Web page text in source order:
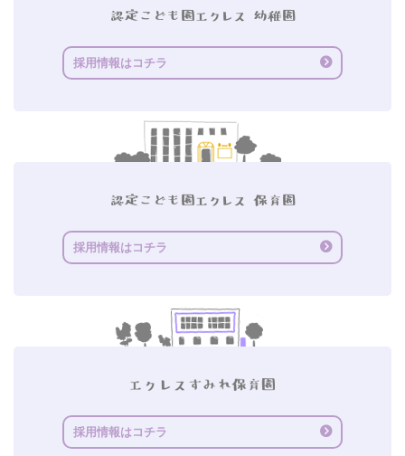
採用情報はコチラ
採用情報はコチラ
採用情報はコチラ